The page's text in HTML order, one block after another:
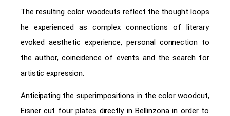
The resulting color woodcuts reflect the thought loops
he experienced as complex connections of literary
evoked aesthetic experience, personal connection to
the author, coincidence of events and the search for
artistic expression.
Anticipating the superimpositions in the color woodcut,
Eisner cut four plates directly in Bellinzona in order to